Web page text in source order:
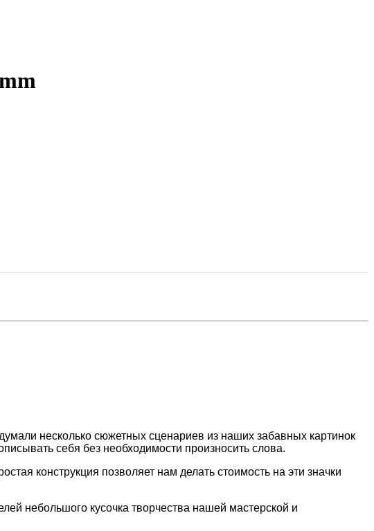
несколько сюжетных сценариев из наших забавных картинок
себя без необходимости произносить слова.
конструкция позволяет нам делать стоимость на эти значки
небольшого кусочка творчества нашей мастерской и